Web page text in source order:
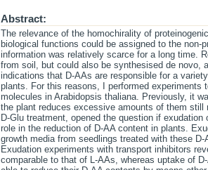
Abstract:
The relevance of the homochirality of
biological functions could be assigned to the
information was relatively scarce for a long time.
from soil, but could also be synthesised de novo,
indications that D-AAs are responsible for a
plants. For this reasons, I performed
molecules in Arabidopsis thaliana. Previously, it
the plant reduces excessive amounts of them still
D-Glu treatment, opened the question if
role in the reduction of D-AA content in plants.
growth media from seedlings treated with these
Exudation experiments with transport inhibitors
comparable to that of L-AAs, whereas uptake of